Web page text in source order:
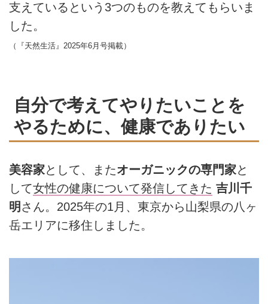
支えているという3つのものを教えてもらいま
した。
（『天然生活』2025年6月号掲載）
自分で考えてやりたいことを
やるために、健康でありたい
美容家として、またオーガニックの専門家と
して女性の健康について発信してきた 吉川千
明 さん。2025年の1月、東京から山梨県の八ヶ
岳エリアに移住しました。